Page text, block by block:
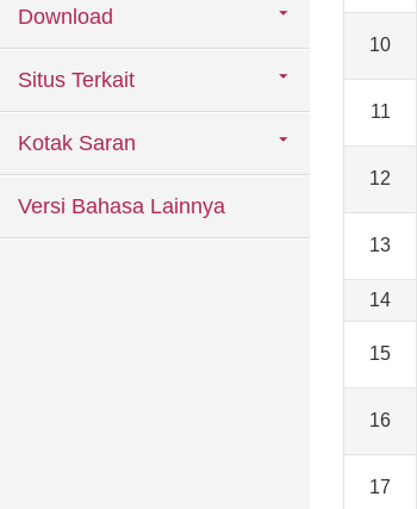
Download
Situs Terkait
Kotak Saran
Versi Bahasa Lainnya
10
11
12
13
14
15
16
17